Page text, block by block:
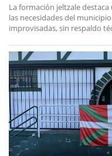
La formación jeltzale
las necesidades del
improvisadas, sin respaldo